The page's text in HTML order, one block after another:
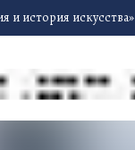
и история искусства»